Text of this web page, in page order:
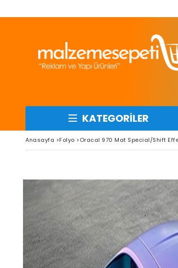
KATEGORİLER
Anasayfa >Folyo >Oracal 970 Mat Special/Shift